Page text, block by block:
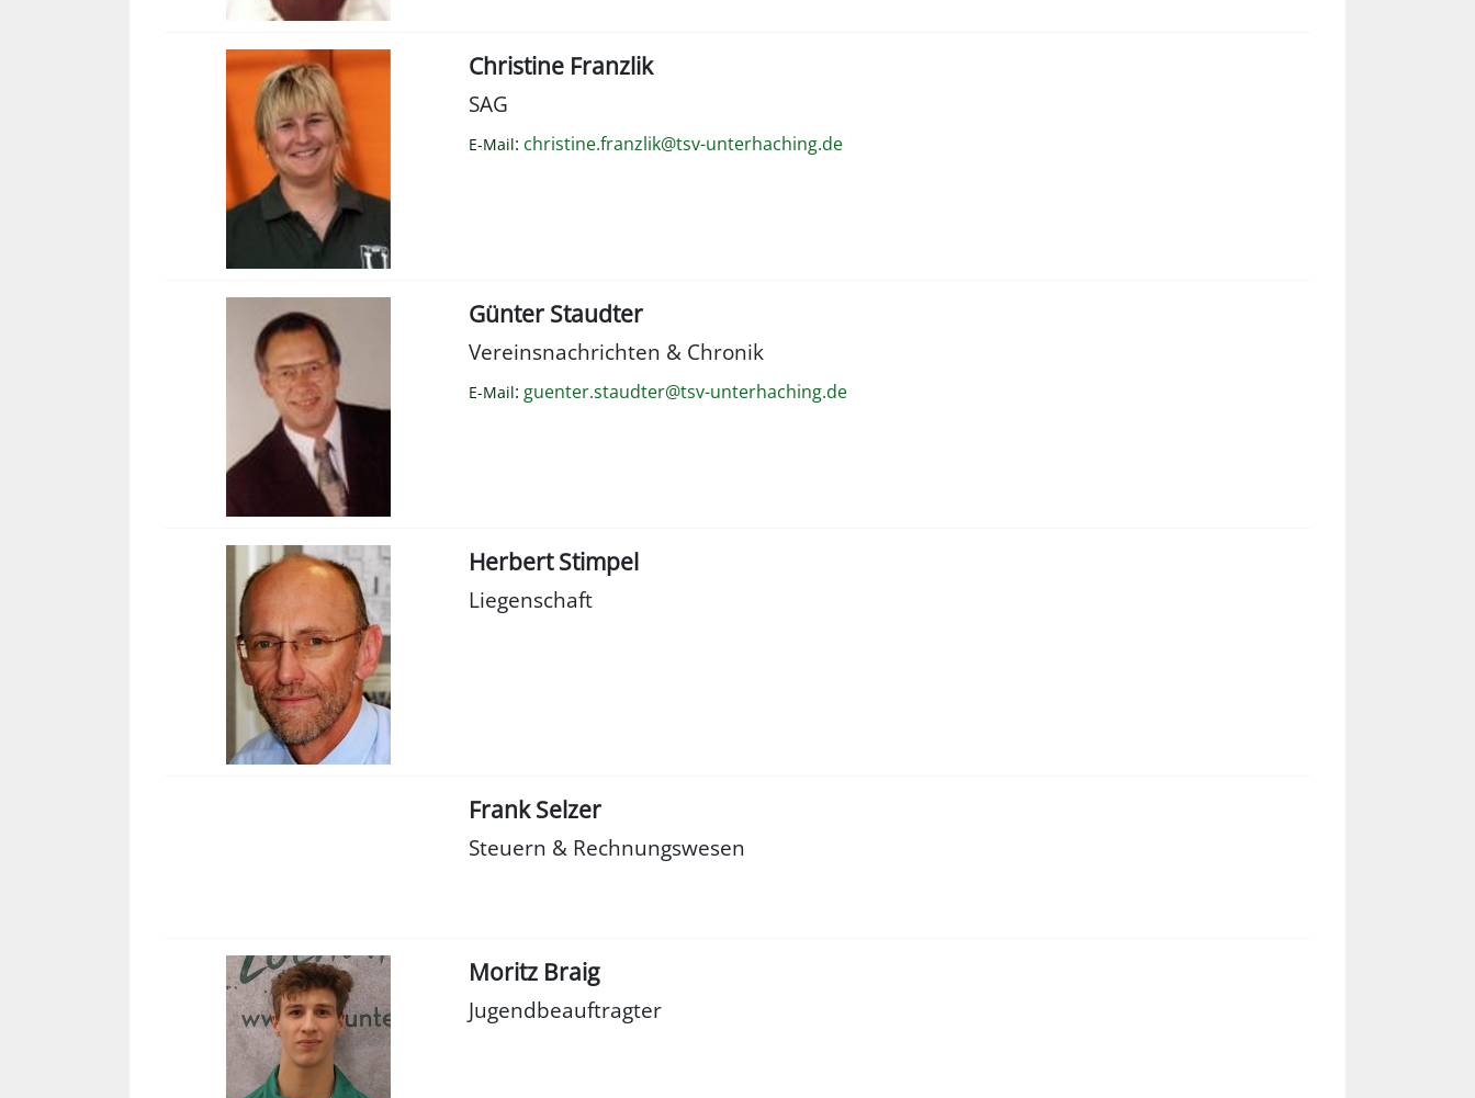
Christine Franzlik
SAG
E-Mail: christine.franzlik@tsv-unterhaching.de
Günter Staudter
Vereinsnachrichten & Chronik
E-Mail: guenter.staudter@tsv-unterhaching.de
Herbert Stimpel
Liegenschaft
Frank Selzer
Steuern & Rechnungswesen
Moritz Braig
Jugendbeauftragter